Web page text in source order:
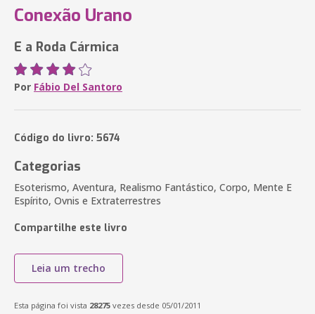
Conexão Urano
E a Roda Cármica
Por Fábio Del Santoro
Código do livro: 5674
Categorias
Esoterismo, Aventura, Realismo Fantástico, Corpo, Mente E
Espírito, Ovnis e Extraterrestres
Compartilhe este livro
Leia um trecho
Esta página foi vista 28275 vezes desde 05/01/2011